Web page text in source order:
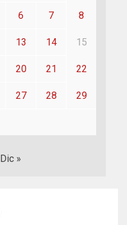
6 7 8
13 14 15
20 21 22
27 28 29
Dic »